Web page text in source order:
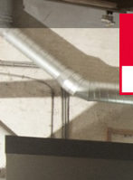
Door
naar
de
hoofd
inhoud